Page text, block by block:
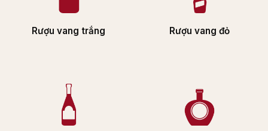
Rượu vang trắng Rượu vang đỏ